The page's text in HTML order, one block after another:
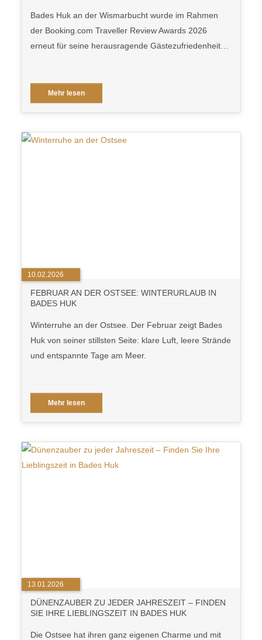
Bades Huk an der Wismarbucht wurde im Rahmen
der Booking.com Traveller Review Awards 2026
erneut für seine herausragende Gästezufriedenheit…
Mehr lesen
10.02.2026
FEBRUAR AN DER OSTSEE: WINTERURLAUB IN
BADES HUK
Winterruhe an der Ostsee. Der Februar zeigt Bades
Huk von seiner stillsten Seite: klare Luft, leere Strände
und entspannte Tage am Meer.
Mehr lesen
13.01.2026
DÜNENZAUBER ZU JEDER JAHRESZEIT – FINDEN
SIE IHRE LIEBLINGSZEIT IN BADES HUK
Die Ostsee hat ihren ganz eigenen Charme und mit